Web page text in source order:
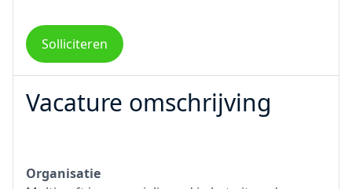
Solliciteren
Vacature omschrijving
Organisatie